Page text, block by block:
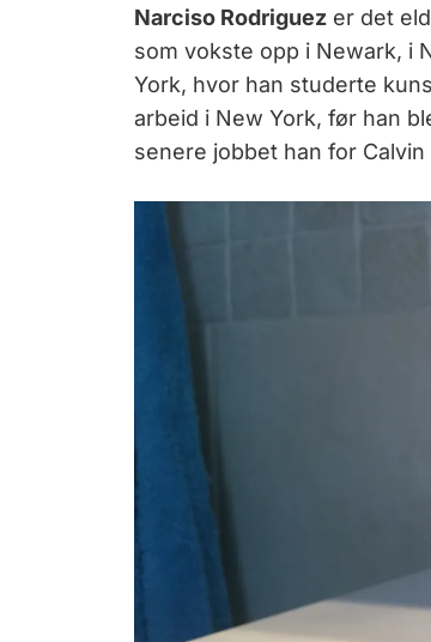
Narciso Rodriguezer det
som vokste opp i Newark, i
York, hvor han studerte
arbeid i New York, før han
senere jobbet han for Calvin